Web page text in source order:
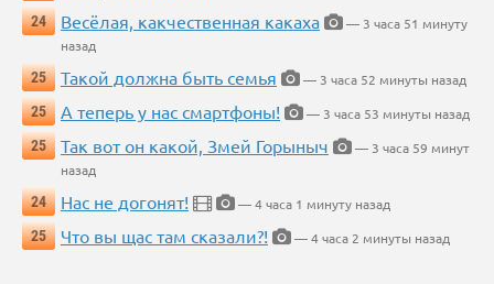
24
Весёлая, какчественная какаха
— 3 часа 51 минуту
назад
25
Такой должна быть семья
— 3 часа 52 минуты назад
25
А теперь у нас смартфоны!
— 3 часа 53 минуты назад
25
Так вот он какой, Змей Горыныч
— 3 часа 59 минут
назад
24
Нас не догонят!
— 4 часа 1 минуту назад
25
Что вы щас там сказали?! — 4 часа 2 минуты назад